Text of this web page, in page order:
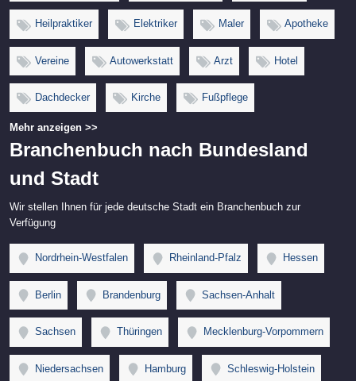
Heilpraktiker Elektriker Maler Apotheke
Vereine Autowerkstatt Arzt Hotel
Dachdecker Kirche Fußpflege
Mehr anzeigen >>
Branchenbuch nach Bundesland
und Stadt
Wir stellen Ihnen für jede deutsche Stadt ein Branchenbuch zur
Verfügung
Nordrhein-Westfalen Rheinland-Pfalz Hessen
Berlin Brandenburg Sachsen-Anhalt
Sachsen Thüringen Mecklenburg-Vorpommern
Niedersachsen Hamburg Schleswig-Holstein